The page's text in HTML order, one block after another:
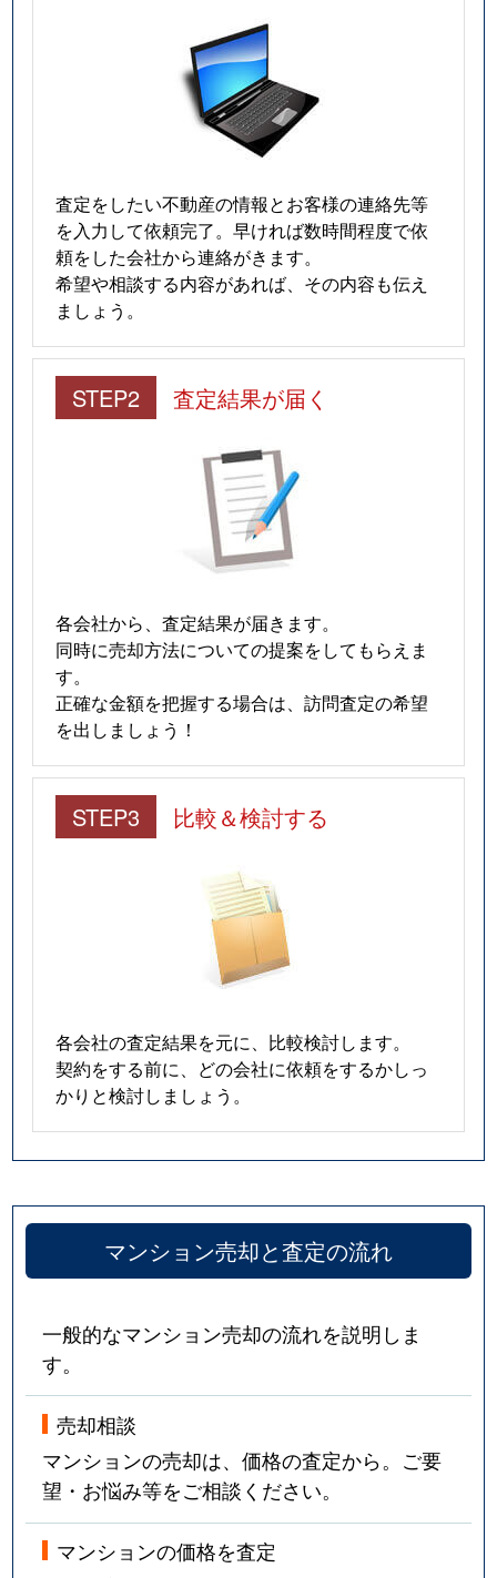
査定をしたい不動産の情報とお客様の連絡先等
を入力して依頼完了。早ければ数時間程度で依
頼をした会社から連絡がきます。
希望や相談する内容があれば、その内容も伝え
ましょう。
STEP2 査定結果が届く
各会社から、査定結果が届きます。
同時に売却方法についての提案をしてもらえま
す。
正確な金額を把握する場合は、訪問査定の希望
を出しましょう！
STEP3 比較＆検討する
各会社の査定結果を元に、比較検討します。
契約をする前に、どの会社に依頼をするかしっ
かりと検討しましょう。
マンション売却と査定の流れ
一般的なマンション売却の流れを説明しま
す。
売却相談
マンションの売却は、価格の査定から。ご要
望・お悩み等をご相談ください。
マンションの価格を査定